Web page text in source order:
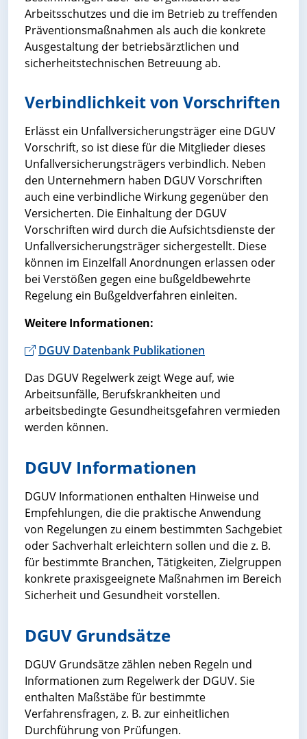
Arbeitsschutzes und die im Betrieb zu treffenden
Präventionsmaßnahmen als auch die konkrete
Ausgestaltung der betriebsärztlichen und
sicherheitstechnischen Betreuung ab.
Verbindlichkeit von Vorschriften
Erlässt ein Unfallversicherungsträger eine DGUV
Vorschrift, so ist diese für die Mitglieder dieses
Unfallversicherungsträgers verbindlich. Neben
den Unternehmern haben DGUV Vorschriften
auch eine verbindliche Wirkung gegenüber den
Versicherten. Die Einhaltung der DGUV
Vorschriften wird durch die Aufsichtsdienste der
Unfallversicherungsträger sichergestellt. Diese
können im Einzelfall Anordnungen erlassen oder
bei Verstößen gegen eine bußgeldbewehrte
Regelung ein Bußgeldverfahren einleiten.
Weitere Informationen:
DGUV Datenbank Publikationen
Das DGUV Regelwerk zeigt Wege auf, wie
Arbeitsunfälle, Berufskrankheiten und
arbeitsbedingte Gesundheitsgefahren vermieden
werden können.
DGUV Informationen
DGUV Informationen enthalten Hinweise und
Empfehlungen, die die praktische Anwendung
von Regelungen zu einem bestimmten Sachgebiet
oder Sachverhalt erleichtern sollen und die z. B.
für bestimmte Branchen, Tätigkeiten, Zielgruppen
konkrete praxisgeeignete Maßnahmen im Bereich
Sicherheit und Gesundheit vorstellen.
DGUV Grundsätze
DGUV Grundsätze zählen neben Regeln und
Informationen zum Regelwerk der DGUV. Sie
enthalten Maßstäbe für bestimmte
Verfahrensfragen, z. B. zur einheitlichen
Durchführung von Prüfungen.